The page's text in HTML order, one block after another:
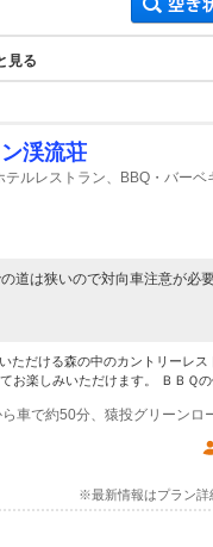
見る
渓流荘
ルレストラン、BBQ・バーベ
道は狭いので対向車注意が必
ただける森の中のカントリーレ
お楽しみいただけます。 ＢＢＱの
※最新情報はプラン詳